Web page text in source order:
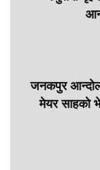
जनकपुर
मेयर साहको